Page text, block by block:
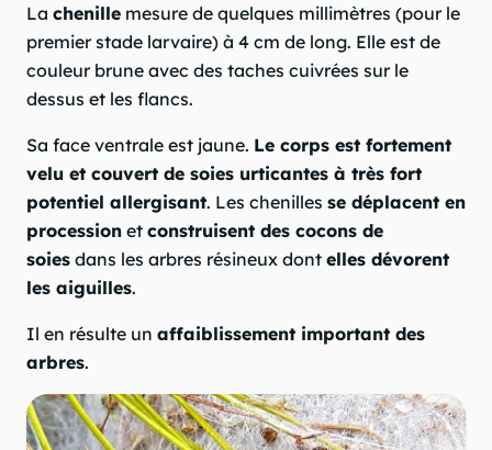
La chenille mesure de quelques millimètres (pour le
premier stade larvaire) à 4 cm de long. Elle est de
couleur brune avec des taches cuivrées sur le
dessus et les flancs.
Sa face ventrale est jaune. Le corps est fortement
velu et couvert de soies urticantes à très fort
potentiel allergisant. Les chenilles se déplacent en
procession et construisent des cocons de
soies dans les arbres résineux dont elles dévorent
les aiguilles.
Il en résulte un affaiblissement important des
arbres.